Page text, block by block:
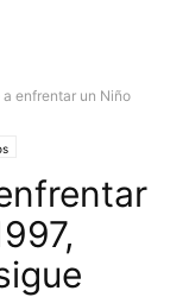
enfrentar un Niño